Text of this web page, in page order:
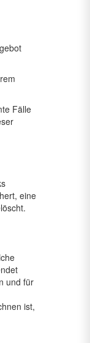
Fälle
eine
und für
ist,